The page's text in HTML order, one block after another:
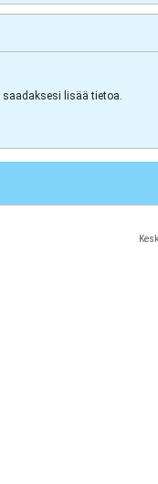
saadaksesi lisää tietoa.